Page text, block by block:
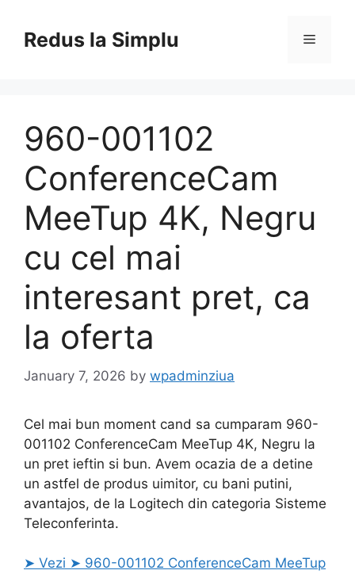
contentRedus la Simplu Menu
960-001102
ConferenceCam
MeeTup 4K, Negru
cu cel mai
interesant pret, ca
la oferta
January 7, 2026 by wpadminziua
Cel mai bun moment cand sa cumparam 960-
001102 ConferenceCam MeeTup 4K, Negru la
un pret ieftin si bun. Avem ocazia de a detine
un astfel de produs uimitor, cu bani putini,
avantajos, de la Logitech din categoria Sisteme
Teleconferinta.
➤ Vezi ➤ 960-001102 ConferenceCam MeeTup